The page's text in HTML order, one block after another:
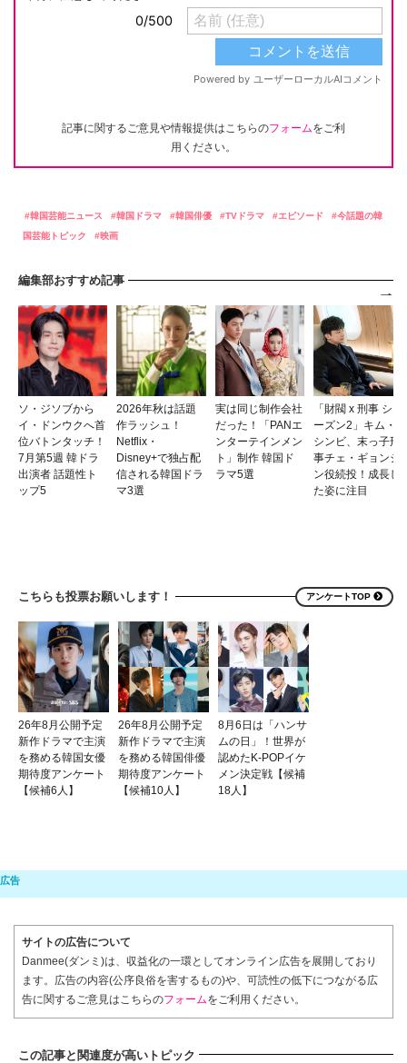
記事に関するご意見や情報提供はこちらのフォームをご利
用ください。
韓国芸能ニュース 韓国ドラマ 韓国俳優 TVドラマ エピソード
今話題の韓
国芸能トピック
映画
編集部おすすめ記事
ソ・ジソブから
イ・ドンウクへ首
位バトンタッチ！
7月第5週 韓ドラ
出演者 話題性ト
ップ5
2026年秋は話題
作ラッシュ！
Netflix・
Disney+で独占配
信される韓国ドラ
マ3選
実は同じ制作会社
だった！「PANエ
ンターテインメン
ト」制作 韓国ド
ラマ5選
「財閥 x 刑事 シ
ーズン2」キム・
シンビ、末っ子刑
事チェ・ギョンジ
ン役続投！成長し
た姿に注目
こちらも投票お願いします！ アンケートTOP
26年8月公開予定
新作ドラマで主演
を務める韓国女優
期待度アンケート
【候補6人】
26年8月公開予定
新作ドラマで主演
を務める韓国俳優
期待度アンケート
【候補10人】
8月6日は「ハンサ
ムの日」！世界が
認めたK-POPイケ
メン決定戦【候補
18人】
サイトの広告について
Danmee(ダンミ)は、収益化の一環としてオンライン広告を展開しており
ます。広告の内容(公序良俗を害するもの)や、可読性の低下につながる広
告に関するご意見はこちらのフォームをご利用ください。
この記事と関連度が高いトピック